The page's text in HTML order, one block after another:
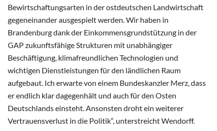
Bewirtschaftungsarten in der ostdeutschen Landwirtschaft
gegeneinander ausgespielt werden. Wir haben in
Brandenburg dank der Einkommensgrundstützung in der
GAP zukunftsfähige Strukturen mit unabhängiger
Beschäftigung, klimafreundlichen Technologien und
wichtigen Dienstleistungen für den ländlichen Raum
aufgebaut. Ich erwarte von einem Bundeskanzler Merz, dass
er endlich klar dagegenhält und auch für den Osten
Deutschlands einsteht. Ansonsten droht ein weiterer
Vertrauensverlust in die Politik“, unterstreicht Wendorff.